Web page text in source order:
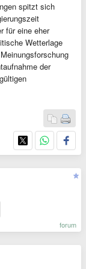
spitzt sich
für eine eher
Wetterlage
der
forum